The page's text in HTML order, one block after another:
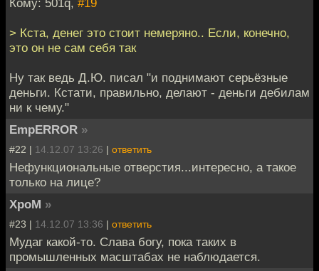
Кому: 501q, #19
> Кста, денег это стоит немеряно.. Если, конечно,
это он не сам себя так
Ну так ведь Д.Ю. писал "и поднимают серьёзные
деньги. Кстати, правильно, делают - деньги дебилам
ни к чему."
EmpERROR »
#22 | 14.12.07 13:26 | ответить
Нефункциональные отверстия...интересно, а такое
только на лице?
XpoM »
#23 | 14.12.07 13:36 | ответить
Мудаг какой-то. Слава богу, пока таких в
промышленных масштабах не наблюдается.